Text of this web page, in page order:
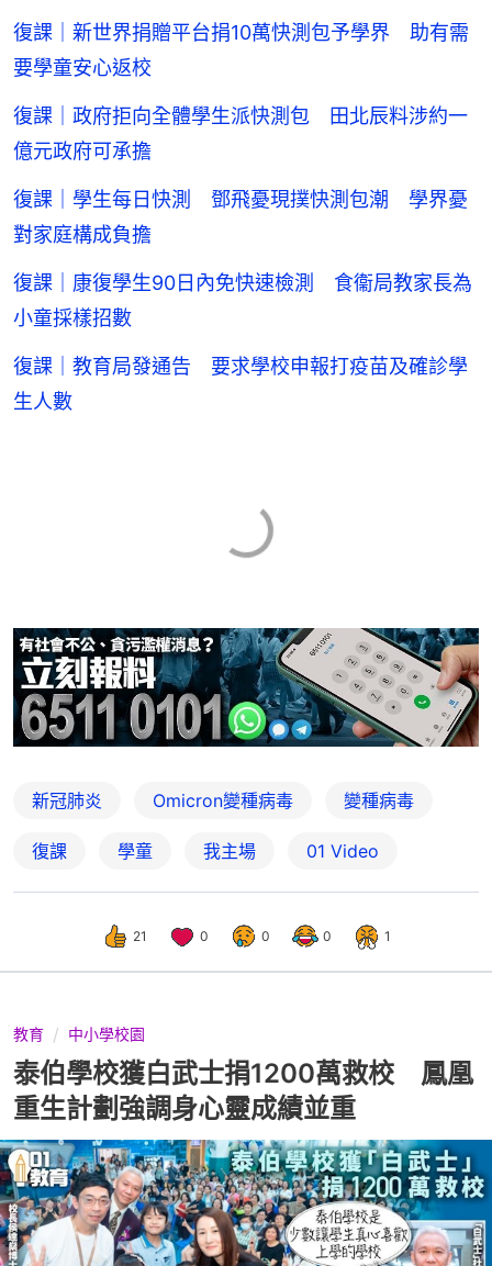
復課｜新世界捐贈平台捐10萬快測包予學界 助有需
要學童安心返校
復課｜政府拒向全體學生派快測包 田北辰料涉約一
億元政府可承擔
復課｜學生每日快測 鄧飛憂現撲快測包潮 學界憂
對家庭構成負擔
復課｜康復學生90日內免快速檢測 食衞局教家長為
小童採樣招數
復課｜教育局發通告 要求學校申報打疫苗及確診學
生人數
新冠肺炎 Omicron變種病毒 變種病毒
復課 學童 我主場 01 Video
21 0 0 0 1
教育 中小學校園
泰伯學校獲白武士捐1200萬救校 鳳凰
重生計劃強調身心靈成績並重